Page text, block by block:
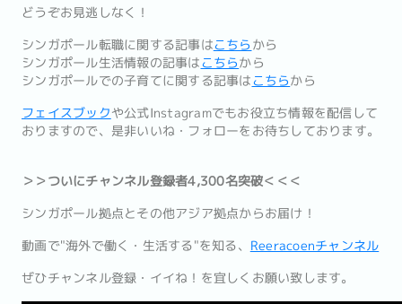
どうぞお見逃しなく！
シンガポール転職に関する記事はこちら から
シンガポール生活情報の記事はこちらから
シンガポールでの子育てに関する記事はこちらから
フェイスブックや公式Instagramでもお役立ち情報を配信して
おりますので、是非いいね・フォローをお待ちしております。
＞＞ついにチャンネル登録者4,300名突破＜＜＜
シンガポール拠点とその他アジア拠点からお届け！
動画で"海外で働く・生活する"を知る、 Reeracoenチャンネル
ぜひチャンネル登録・イイね！を宜しくお願い致します。